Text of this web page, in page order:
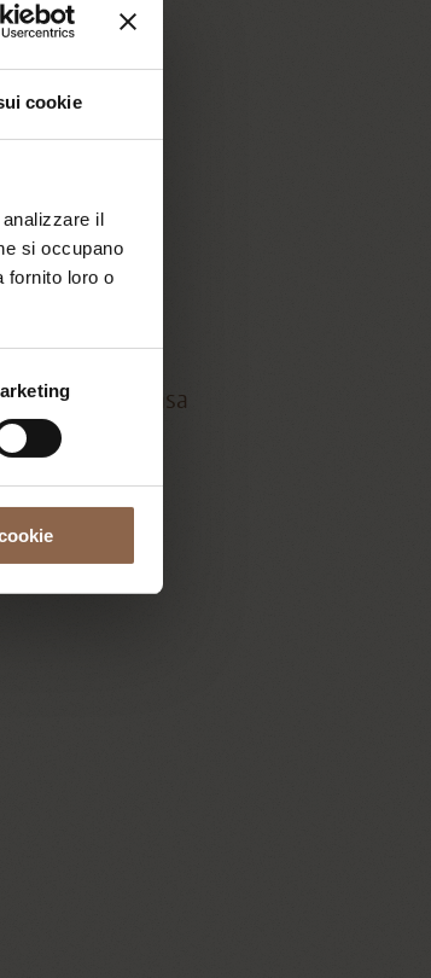
cookie
il
si occupano
fornito loro o
e chi sta a casa